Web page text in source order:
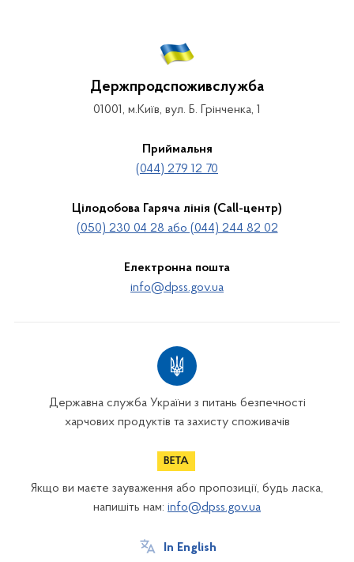
Держпродспоживслужба
01001, м.Київ, вул. Б. Грінченка, 1
Приймальня
(044) 279 12 70
Цілодобова Гаряча лінія (Call-центр)
(050) 230 04 28 або (044) 244 82 02
Електронна пошта
info@dpss.gov.ua
Державна служба України з питань безпечності
харчових продуктів та захисту споживачів
Якщо ви маєте зауваження або пропозиції, будь ласка,
напишіть нам: info@dpss.gov.ua
In English